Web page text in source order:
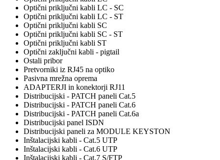
Optični priključni kabli LC - SC
Optični priključni kabli LC - ST
Optični priključni kabli SC
Optični priključni kabli SC - ST
Optični priključni kabli ST
Optični zaključni kabli - pigtail
Ostali pribor
Pretvorniki iz RJ45 na optiko
Pasivna mrežna oprema
ADAPTERJI in konektorji RJ11
Distribucijski - PATCH paneli Cat.5
Distribucijski - PATCH paneli Cat.6
Distribucijski - PATCH paneli Cat.6a
Distribucijski panel ISDN
Distribucijski paneli za MODULE KEYSTON
Inštalacijski kabli - Cat.5 UTP
Inštalacijski kabli - Cat.6 UTP
Inštalacijski kabli - Cat.7 S/FTP